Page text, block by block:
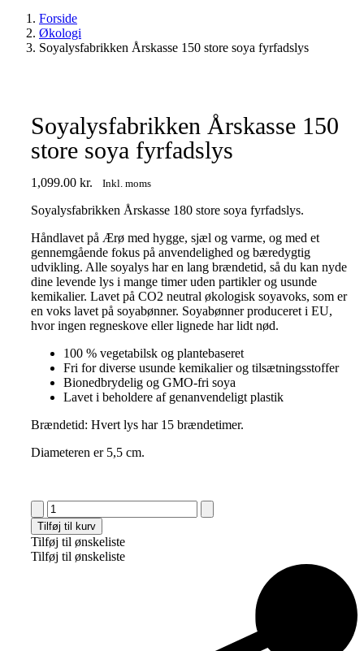
Forside
Økologi
Soyalysfabrikken Årskasse 150 store soya fyrfadslys
Soyalysfabrikken Årskasse 150
store soya fyrfadslys
1,099.00 kr. Inkl. moms
Soyalysfabrikken Årskasse 180 store soya fyrfadslys.
Håndlavet på Ærø med hygge, sjæl og varme, og med et
gennemgående fokus på anvendelighed og bæredygtig
udvikling. Alle soyalys har en lang brændetid, så du kan nyde
dine levende lys i mange timer uden partikler og usunde
kemikalier. Lavet på CO2 neutral økologisk soyavoks, som er
en voks lavet på soyabønner. Soyabønner produceret i EU,
hvor ingen regneskove eller lignede har lidt nød.
100 % vegetabilsk og plantebaseret
Fri for diverse usunde kemikalier og tilsætningsstoffer
Bionedbrydelig og GMO-fri soya
Lavet i beholdere af genanvendeligt plastik
Brændetid: Hvert lys har 15 brændetimer.
Diameteren er 5,5 cm.
Soyalysfabrikken
Årskasse
150
store
soya
Tilføj til kurv
Tilføj til ønskeliste
Tilføj til ønskeliste